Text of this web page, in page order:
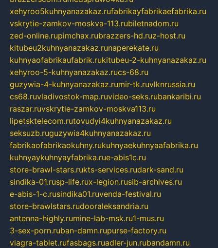
xehyroo5kuhnyanazakaz.rufabrikayfabrikaefabrika.ru
vskrytie-zamkov-moskva-113.rubiletnadom.ru
zed-online.rupimchax.rubrazzers-hd.ruz-host.ru
kitubeu2kuhnyanazakaz.runaperekate.ru
kuhnyaofabrikaufabrik.rukitubeu-2-kuhnyanazakaz.ru
xehyroo-5-kuhnyanazakaz.rucs-68.ru
guzywia-4-kuhnyanazakaz.rumir-tk.ruvlknrussia.ru
cs68.ruvladivostok-map.ruvideo-seks.rubankaribi.ru
raszar.ruvskrytie-zamkov-moskva113.ru
lipetsktelecom.rutovudyi4kuhnyanazakaz.ru
seksuzb.ruguzywia4kuhnyanazakaz.ru
fabrikaofabrikaokuhny.rukuhnyaekuhnyaafabrika.ru
kuhnyaykuhnyayfabrika.rue-abis1c.ru
store-brawl-stars.rukts-services.rudark-sand.ru
sindika-01.rusp-life.rux-legion.rusib-archives.ru
e-abis-1-c.rusindika01.ruvenda-festival.ru
store-brawlstars.rudooraleksandria.ru
antenna-highly.rumine-lab-msk.ru1-mus.ru
3-sex-porn.ruban-damn.rupurse-factory.ru
viagra-tablet.rufasbags.ruadler-jun.rubandamn.ru